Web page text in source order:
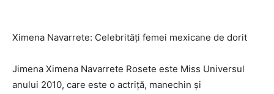
Ximena Navarrete: Celebrități femei mexicane de dorit
Jimena Ximena Navarrete Rosete este Miss Universul
anului 2010, care este o actriță, manechin și